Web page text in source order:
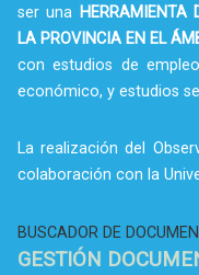
ser una
LA PROVINCIA EN EL
con estudios de
económico, y estudios
La realización del
colaboración con la
BUSCADOR DE
GESTIÓN